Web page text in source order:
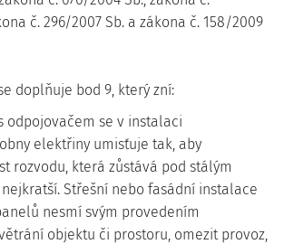
č. 296/2007 Sb. a zákona č. 158/2009
doplňuje bod 9, který zní:
odpojovačem se v instalaci
elektřiny umisťuje tak, aby
rozvodu, která zůstává pod stálým
Střešní nebo fasádní instalace
nesmí svým provedením
objektu či prostoru, omezit provoz,